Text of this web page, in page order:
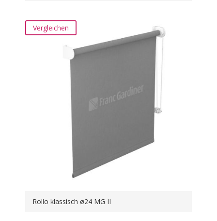
Rollo klassisch ø24 MG II
Vergleichen